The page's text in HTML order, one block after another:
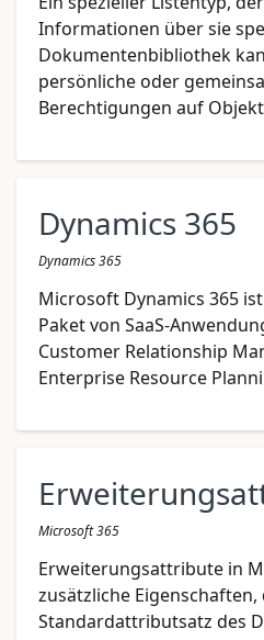
Informationen über sie
Dokumentenbibliothek
persönliche oder
Berechtigungen auf
Dynamics 365
Dynamics 365
Microsoft Dynamics 365
Paket von SaaS-
Customer Relationship
Enterprise Resource
Microsoft 365
Erweiterungsattribute in
zusätzliche Eigenschaften,
Standardattributsatz des